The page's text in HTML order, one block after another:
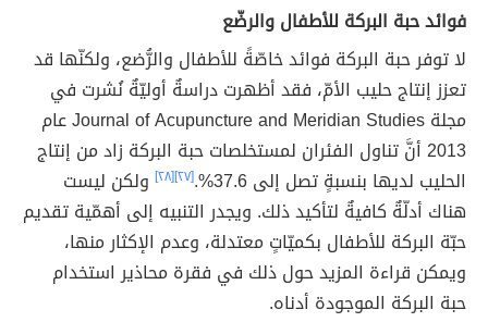
فوائد حبة البركة للأطفال والرضّع
لا توفر حبة البركة فوائد خاصّةً للأطفال والرُّضع، ولكنّها قد
تعزز إنتاج حليب الأمّ، فقد أظهرت دراسةٌ أوليّةٌ نُشرت في
مجلة Journal of Acupuncture and Meridian Studies عام
2013 أنَّ تناول الفئران لمستخلصات حبة البركة زاد من إنتاج
الحليب لديها بنسبةٍ تصل إلى 37.6%.
[٢٧] [٢٨]
ولكن ليست
هناك أدلّةٌ كافيةٌ لتأكيد ذلك. ويجدر التنبيه إلى أهمّية تقديم
حبّة البركة للأطفال بكميّاتٍ معتدلة، وعدم الإكثار منها،
ويمكن قراءة المزيد حول ذلك في فقرة محاذير استخدام
حبة البركة الموجودة أدناه.